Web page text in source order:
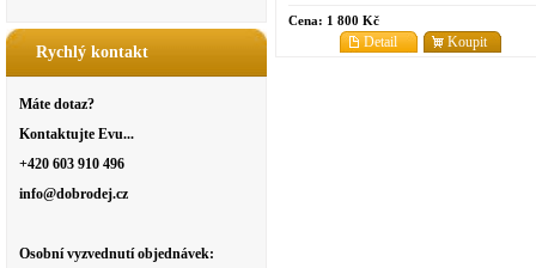
Rychlý kontakt
Máte dotaz?
Kontaktujte Evu...
+420 603 910 496
info@dobrodej.cz
Osobní vyzvednutí objednávek:
Cena: 1 800 Kč
Koupit
Detail